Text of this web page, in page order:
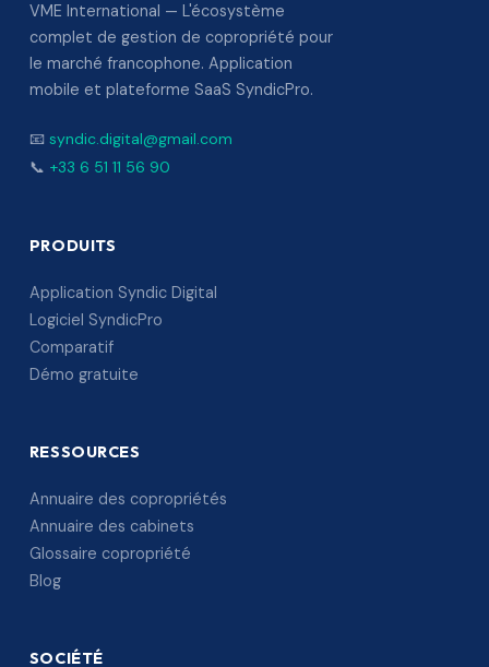
VME International — L'écosystème
complet de gestion de copropriété pour
le marché francophone. Application
mobile et plateforme SaaS SyndicPro.
📧 syndic.digital@gmail.com
📞 +33 6 51 11 56 90
PRODUITS
Application Syndic Digital
Logiciel SyndicPro
Comparatif
Démo gratuite
RESSOURCES
Annuaire des copropriétés
Annuaire des cabinets
Glossaire copropriété
Blog
SOCIÉTÉ